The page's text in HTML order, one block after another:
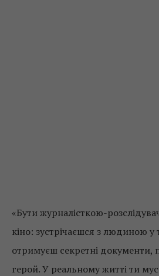
«Бути журналісткою-
кіно: зустрічаєшся з людиною
отримуєш секретні документи,
герой. У реальному житті ти